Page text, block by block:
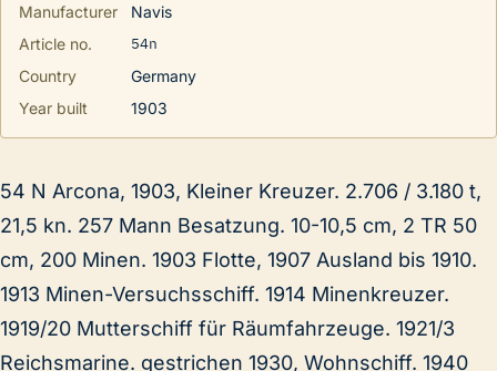
Manufacturer
Navis
Article no.
54n
Country
Germany
Year built
1903
54 N Arcona, 1903, Kleiner Kreuzer. 2.706 / 3.180 t,
21,5 kn. 257 Mann Besatzung. 10-10,5 cm, 2 TR 50
cm, 200 Minen. 1903 Flotte, 1907 Ausland bis 1910.
1913 Minen-Versuchsschiff. 1914 Minenkreuzer.
1919/20 Mutterschiff für Räumfahrzeuge. 1921/3
Reichsmarine. gestrichen 1930, Wohnschiff. 1940